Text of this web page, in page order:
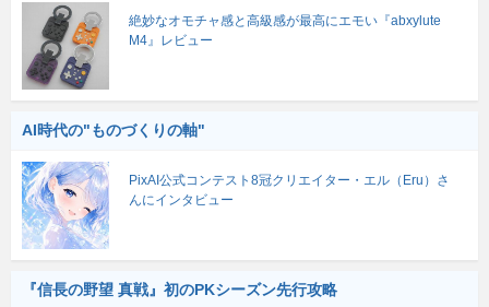
絶妙なオモチャ感と高級感が最高にエモい『abxylute
M4』レビュー
AI時代の"ものづくりの軸"
PixAI公式コンテスト8冠クリエイター・エル（Eru）さ
んにインタビュー
『信長の野望 真戦』初のPKシーズン先行攻略